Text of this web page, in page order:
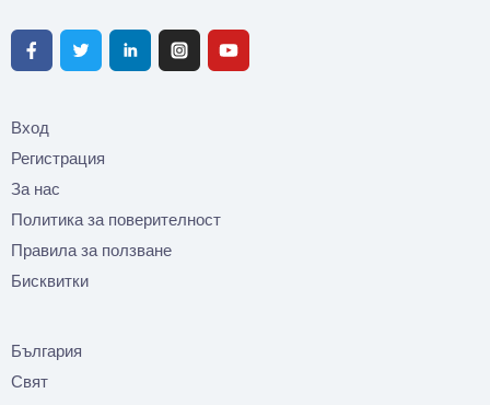
Вход
Регистрация
За нас
Политика за поверителност
Правила за ползване
Бисквитки
България
Свят